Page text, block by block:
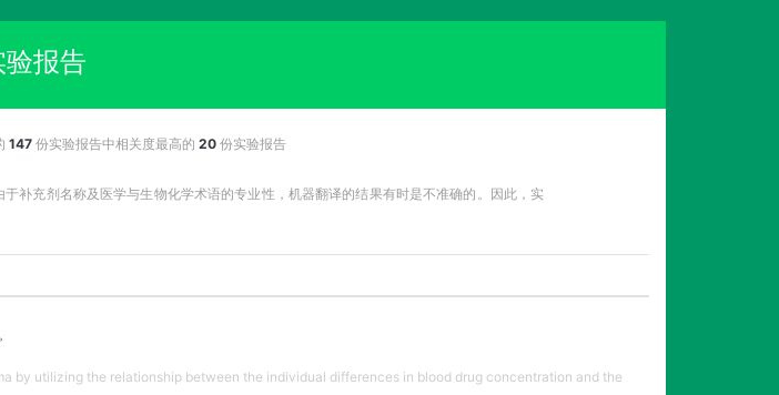
验报告
147 份实验报告中相关度最高的 20 份实验报告
补充剂名称及医学与生物化学术语的专业性，机器翻译的结果有时是不准确的。因此，实
by utilizing the relationship between the individual differences in blood drug concentration and the